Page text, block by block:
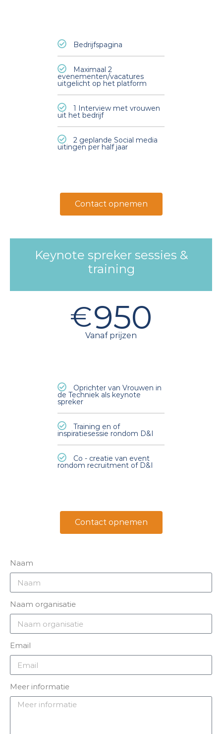
Bedrijfspagina
Maximaal 2
evenementen/vacatures
uitgelicht op het platform
1 Interview met vrouwen
uit het bedrijf
2 geplande Social media
uitingen per half jaar
Contact opnemen
Keynote spreker sessies &
training
€950
Vanaf prijzen
Oprichter van Vrouwen in
de Techniek als keynote
spreker
Training en of
inspiratiesessie rondom D&I
Co - creatie van event
rondom recruitment of D&I
Contact opnemen
Naam
Naam organisatie
Email
Meer informatie